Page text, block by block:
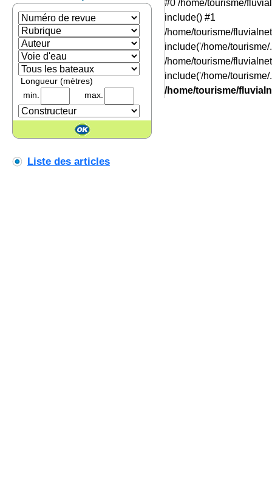
Longueur (mètres)
min.
max.
Liste des articles
#0 /home/tourisme/
include() #1
/home/tourisme/
include('/home/tourisme/
/home/tourisme/
include('/home/
/home/tourisme/